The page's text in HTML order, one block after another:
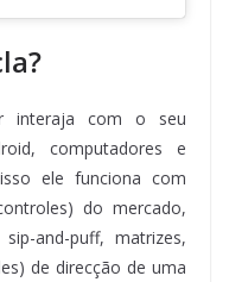
interaja com o seu
computadores e
ele funciona com
do mercado,
and-puff, matrizes,
de direcção de uma